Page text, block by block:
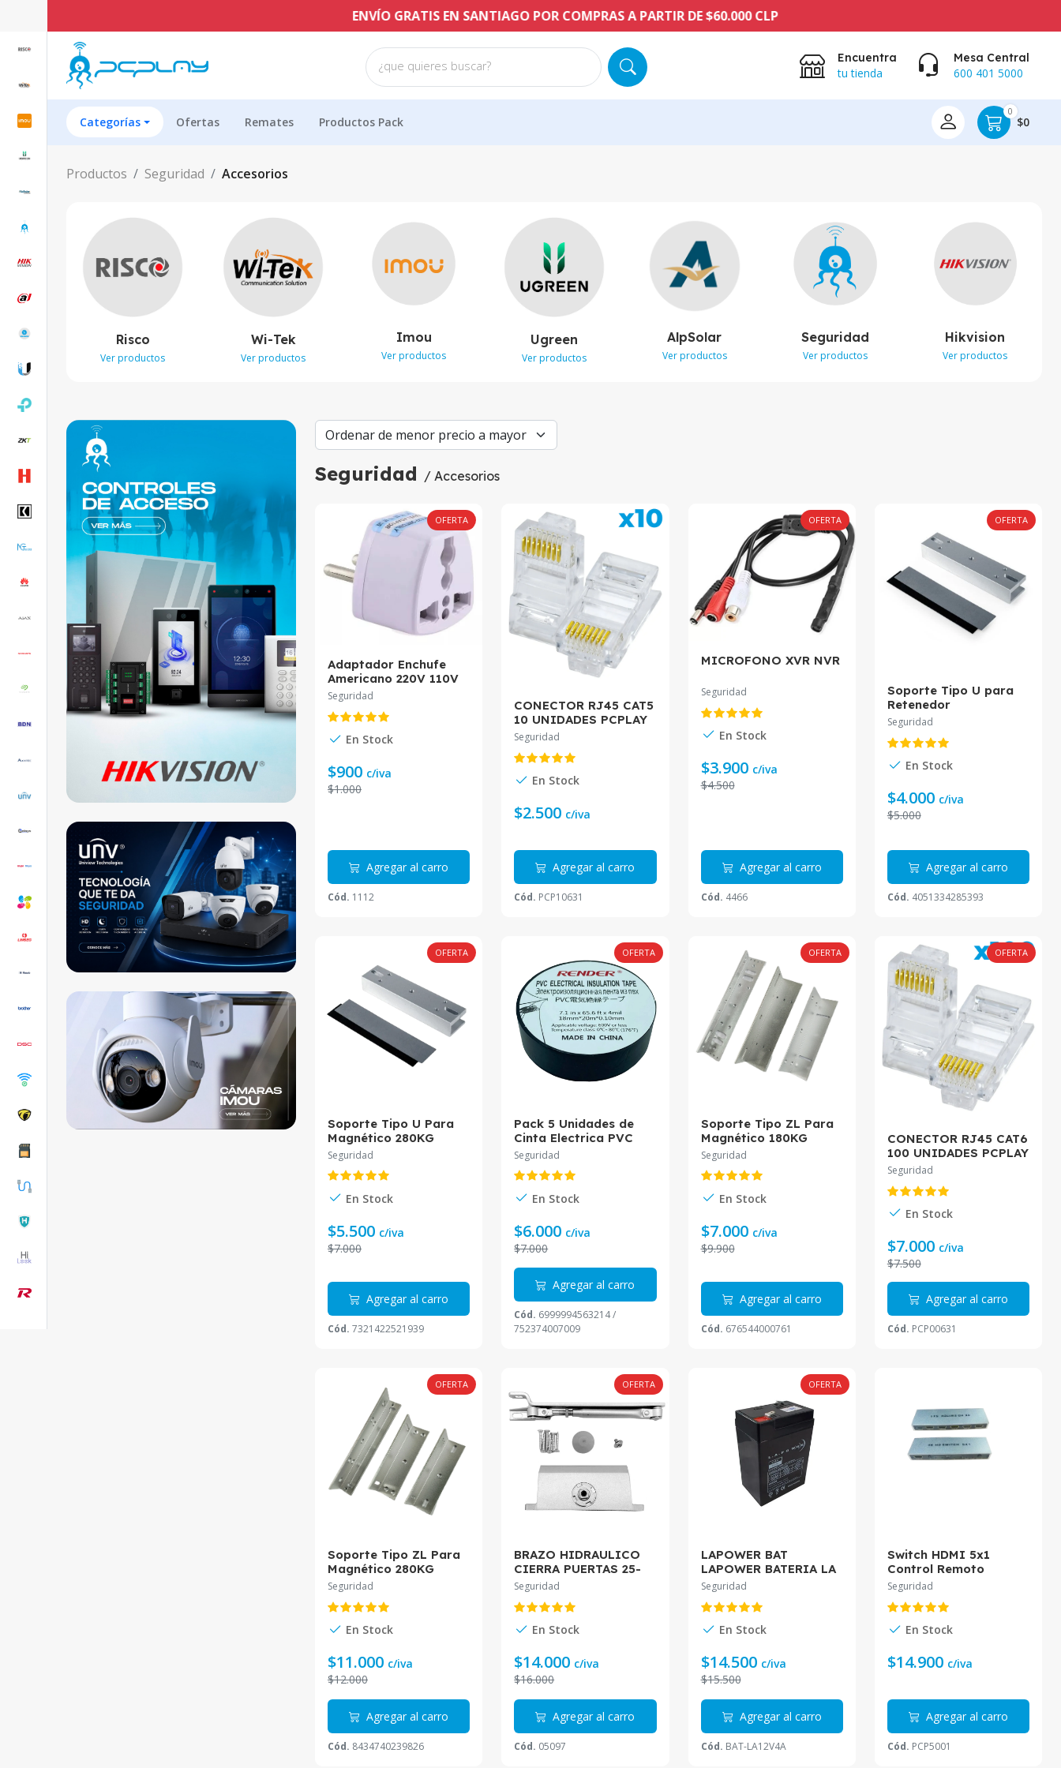
ENVÍO GRATIS EN SANTIAGO POR COMPRAS A PARTIR DE $60.000 CLP
¿que quieres buscar?
Encuentra
tu tienda
Mesa Central
600 401 5000
Categorías Ofertas Remates Productos Pack
0
$0
Productos Seguridad Accesorios
Risco
Ver productos
Wi-Tek
Ver productos
Imou
Ver productos
Ugreen
Ver productos
AlpSolar
Ver productos
Seguridad
Ver productos
Hikvision
Ver productos
Seguridad / Accesorios
OFERTA
Adaptador Enchufe
Americano 220V 110V
Seguridad
En Stock
$900 c/iva
$1.000
Agregar al carro
Cód. 1112
CONECTOR RJ45 CAT5
10 UNIDADES PCPLAY
Seguridad
En Stock
$2.500 c/iva
Agregar al carro
Cód. PCP10631
OFERTA
MICROFONO XVR NVR
Seguridad
En Stock
$3.900 c/iva
$4.500
Agregar al carro
Cód. 4466
OFERTA
Soporte Tipo U para
Retenedor
Electromagnetico
180kg
Seguridad
En Stock
$4.000 c/iva
$5.000
Agregar al carro
Cód. 4051334285393
OFERTA
Soporte Tipo U Para
Magnético 280KG
Seguridad
En Stock
$5.500 c/iva
$7.000
Agregar al carro
Cód. 7321422521939
OFERTA
Pack 5 Unidades de
Cinta Electrica PVC
18mm X 20m Cinta
Adhesiva 18mm de
espesor
Seguridad
En Stock
$6.000 c/iva
$7.000
Agregar al carro
Cód. 6999994563214 /
752374007009
OFERTA
Soporte Tipo ZL Para
Magnético 180KG
Seguridad
En Stock
$7.000 c/iva
$9.900
Agregar al carro
Cód. 676544000761
OFERTA
CONECTOR RJ45 CAT6
100 UNIDADES PCPLAY
Seguridad
En Stock
$7.000 c/iva
$7.500
Agregar al carro
Cód. PCP00631
OFERTA
Soporte Tipo ZL Para
Magnético 280KG
Seguridad
En Stock
$11.000 c/iva
$12.000
Agregar al carro
Cód. 8434740239826
OFERTA
BRAZO HIDRAULICO
CIERRA PUERTAS 25-
45KG AXXTEC CP2545
Seguridad
En Stock
$14.000 c/iva
$16.000
Agregar al carro
Cód. 05097
OFERTA
LAPOWER BAT
LAPOWER BATERIA LA
POWER 12volts 4 amp
BAT-LA12V4A
Seguridad
En Stock
$14.500 c/iva
$15.500
Agregar al carro
Cód. BAT-LA12V4A
Switch HDMI 5x1
Control Remoto
Seguridad
En Stock
$14.900 c/iva
Agregar al carro
Cód. PCP5001